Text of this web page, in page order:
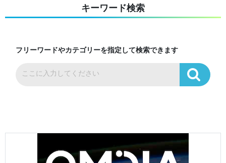
キーワード検索
フリーワードやカテゴリーを指定して検索できます